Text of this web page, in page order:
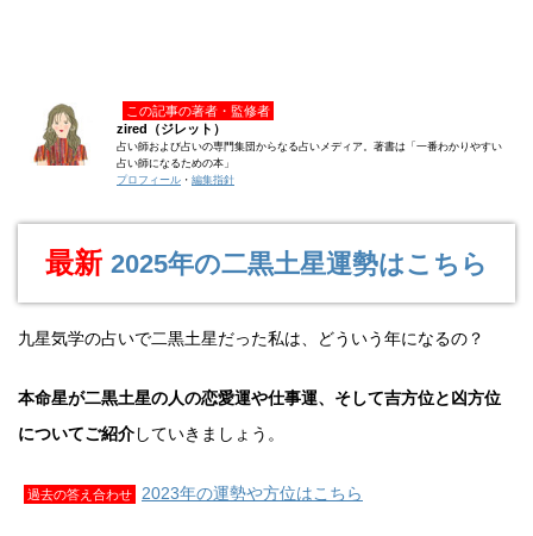
この記事の著者・監修者
zired（ジレット）
占い師および占いの専門集団からなる占いメディア。著書は「一番わかりやすい
占い師になるための本」
プロフィール ・ 編集指針
最新 2025年の二黒土星運勢はこちら
九星気学の占いで二黒土星だった私は、どういう年になるの？
本命星が二黒土星の人の恋愛運や仕事運、そして吉方位と凶方位
についてご紹介していきましょう。
過去の答え合わせ 2023年の運勢や方位はこちら